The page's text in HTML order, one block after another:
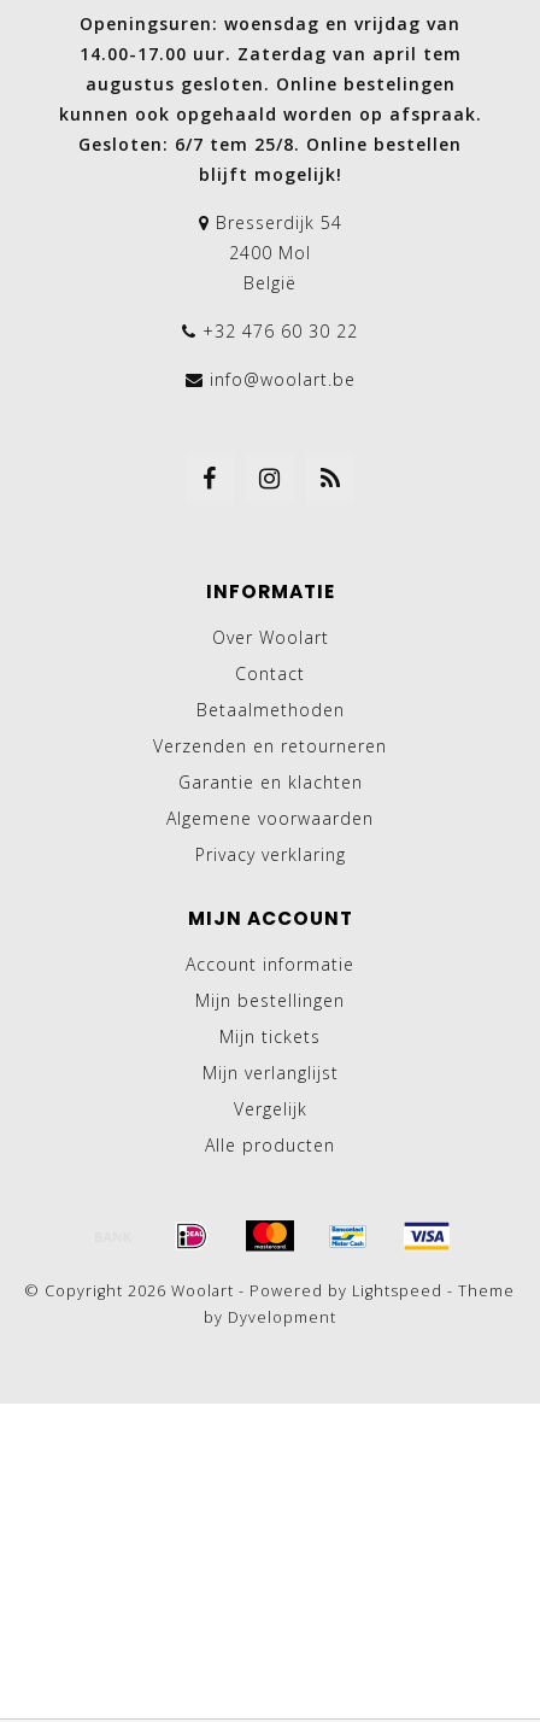
Openingsuren: woensdag en vrijdag van
14.00-17.00 uur. Zaterdag van april tem
augustus gesloten. Online bestelingen
kunnen ook opgehaald worden op afspraak.
Gesloten: 6/7 tem 25/8. Online bestellen
blijft mogelijk!
Bresserdijk 54
2400 Mol
België
+32 476 60 30 22
info@woolart.be
INFORMATIE
Over Woolart
Contact
Betaalmethoden
Verzenden en retourneren
Garantie en klachten
Algemene voorwaarden
Privacy verklaring
MIJN ACCOUNT
Account informatie
Mijn bestellingen
Mijn tickets
Mijn verlanglijst
Vergelijk
Alle producten
© Copyright 2026 Woolart - Powered by Lightspeed - Theme
by Dyvelopment